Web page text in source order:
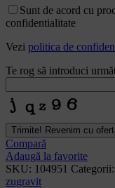
Email
Address*
Sunt de acord cu
confidentialitate
Vezi politica de
Te rog să introduci
Trimite! Revenim cu
Compară
Adaugă la favorite
SKU: 104951 Categorii:
zugravit